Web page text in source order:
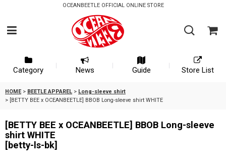
OCEANBEETLE OFFICIAL ONLINE STORE
Category News Guide Store List
HOME > BEETLE APPAREL > Long-sleeve shirt
> [BETTY BEE x OCEANBEETLE] BBOB Long-sleeve shirt WHITE
[BETTY BEE x OCEANBEETLE] BBOB Long-sleeve
shirt WHITE
[betty-ls-bk]